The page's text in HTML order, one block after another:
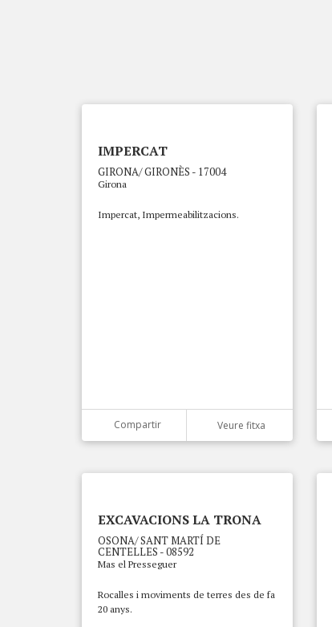
IMPERCAT
GIRONA/ GIRONÈS - 17004
Girona
Impercat, Impermeabilitzacions.
Compartir Veure fitxa
EXCAVACIONS LA TRONA
OSONA/ SANT MARTÍ DE
CENTELLES - 08592
Mas el Presseguer
Rocalles i moviments de terres des de fa
20 anys.